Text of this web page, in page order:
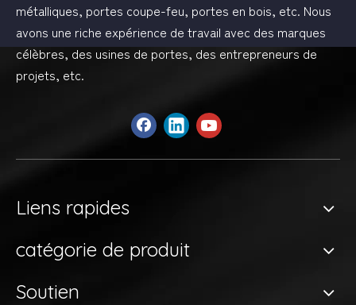
métalliques, portes coupe-feu, portes en bois, etc. Nous
avons une riche expérience de travail avec des marques
célèbres, des usines de portes, des entrepreneurs de
projets, etc.
Liens rapides
catégorie de produit
Soutien